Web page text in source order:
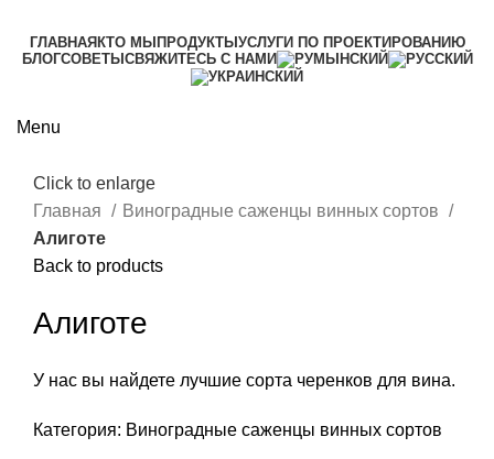
ГЛАВНАЯ КТО МЫ ПРОДУКТЫ УСЛУГИ ПО ПРОЕКТИРОВАНИЮ
БЛОГСОВЕТЫ СВЯЖИТЕСЬ С НАМИ
Menu
Click to enlarge
Главная
Виноградные саженцы винных сортов
Алиготе
Back to products
Алиготе
У нас вы найдете лучшие сорта черенков для вина.
Категория: Виноградные саженцы винных сортов